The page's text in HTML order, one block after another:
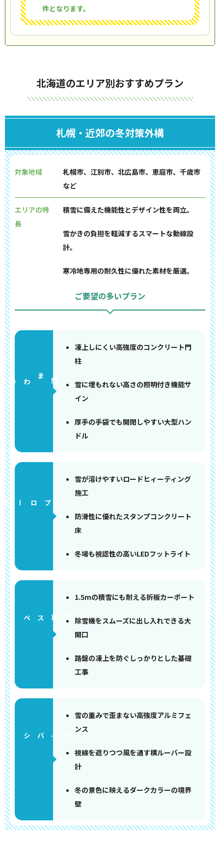
件となります。
北海道のエリア別おすすめプラン
札幌・近郊の冬対策外構
対象地域
札幌市、江別市、北広島市、恵庭市、千歳市
など
エリアの特
長
積雪に備えた機能性とデザイン性を両立。
雪かきの負担を軽減するスマートな動線設
計。
寒冷地専用の耐久性に優れた素材を厳選。
ご要望の多いプラン
門まわり
凍上しにくい高強度のコンクリート門
柱
雪に埋もれない高さの照明付き機能サ
イン
厚手の手袋でも開閉しやすい大型ハン
ドル
アプローチ
雪が溶けやすいロードヒィーティング
施工
防滑性に優れたスタンプコンクリート
床
冬場も視認性の高いLEDフットライト
1.5mの積雪にも耐える折板カーポート
除雪機をスムーズに出し入れできる大
開口
路盤の凍上を防ぐしっかりとした基礎
工事
雪の重みで歪まない高強度アルミフェ
ンス
視線を遮りつつ風を通す横ルーバー設
計
冬の景色に映えるダークカラーの境界
壁